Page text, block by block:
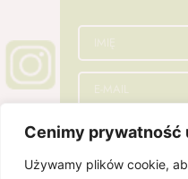
Cenimy
Używamy plików cookie,